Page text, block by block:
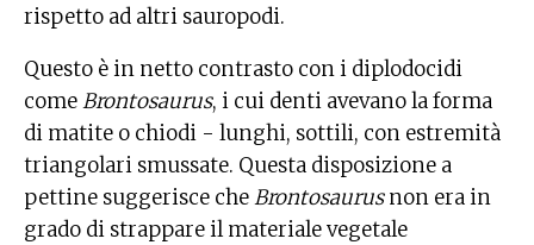
rispetto ad altri sauropodi.
Questo è in netto contrasto con i diplodocidi
comeBrontosaurus, i cui denti avevano la forma
di matite o chiodi - lunghi, sottili, con estremità
triangolari smussate. Questa disposizione a
pettine suggerisce cheBrontosaurusnon era in
grado di strappare il materiale vegetale